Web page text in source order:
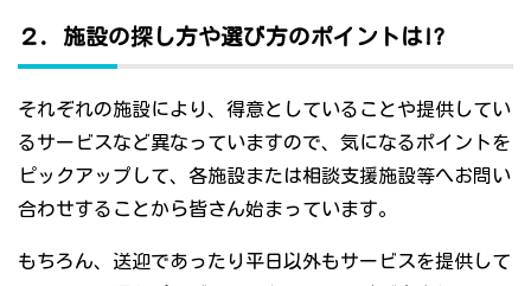
２．施設の探し方や選び方のポイントは!?
それぞれの施設により、得意としていることや提供してい
るサービスなど異なっていますので、気になるポイントを
ピックアップして、各施設または相談支援施設等へお問い
合わせすることから皆さん始まっています。
もちろん、送迎であったり平日以外もサービスを提供して